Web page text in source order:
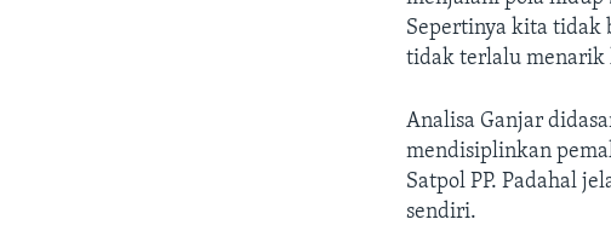
Sepertinya kita tidak
tidak terlalu menarik
Analisa Ganjar
mendisiplinkan
Satpol PP. Padahal
sendiri.